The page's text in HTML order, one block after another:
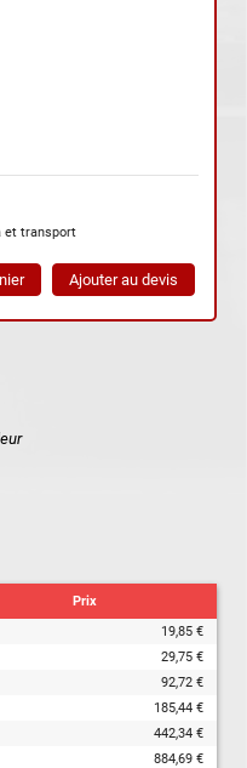
et transport
Prix
19,85 €
29,75 €
92,72 €
185,44 €
442,34 €
884,69 €